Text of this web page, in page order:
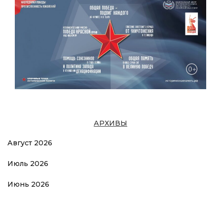
АРХИВЫ
Август 2026
Июль 2026
Июнь 2026